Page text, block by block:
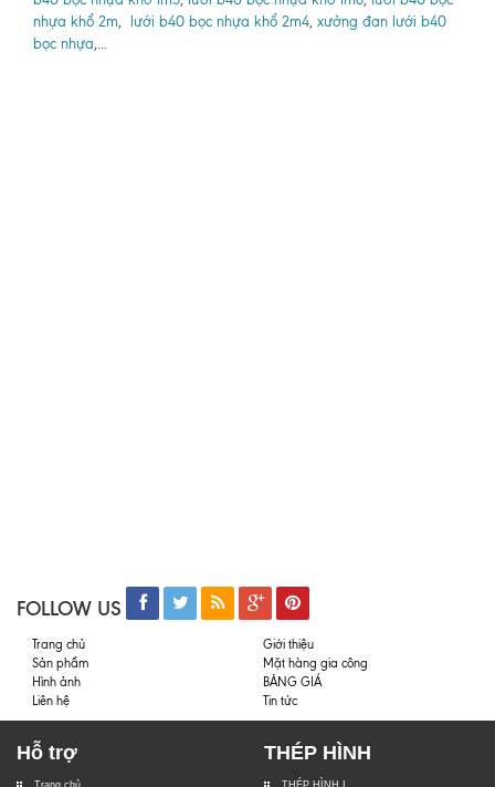
nhựa khổ 2m, lưới b40 bọc nhựa khổ 2m4, xưởng đan lưới b40
bọc nhựa,...
FOLLOW US
Trang chủ
Giới thiệu
Sản phẩm
Mặt hàng gia công
Hình ảnh
BẢNG GIÁ
Liên hệ
Tin tức
Hỗ trợ
Trang chủ
THÉP HÌNH
THÉP HÌNH I